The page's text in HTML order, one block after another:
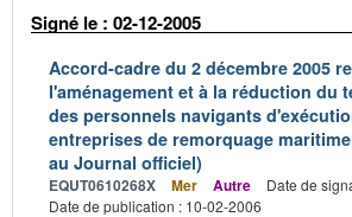
Signé le : 02-12-2005
Accord-cadre du 2 décembre 2005
l'aménagement et à la réduction du
des personnels navigants
entreprises de remorquage
au Journal officiel)
EQUT0610268X Mer Autre
Date de
Date de publication : 10-02-2006